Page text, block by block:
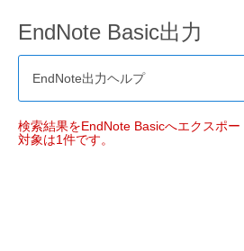
EndNote Basic出力
EndNote出力ヘルプ
検索結果をEndNote Basicへエクスポー
対象は1件です。